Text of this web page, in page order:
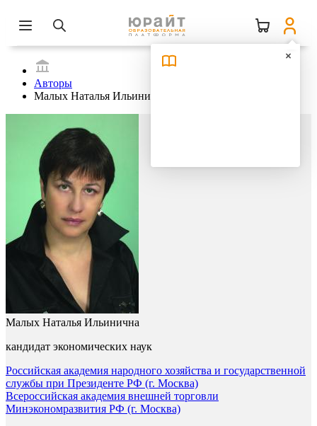
Авторы
Малых Наталья Ильинична
Малых Наталья Ильинична
кандидат экономических наук
Российская академия народного хозяйства и государственной
службы при Президенте РФ (г. Москва)
Всероссийская академия внешней торговли
Минэкономразвития РФ (г. Москва)